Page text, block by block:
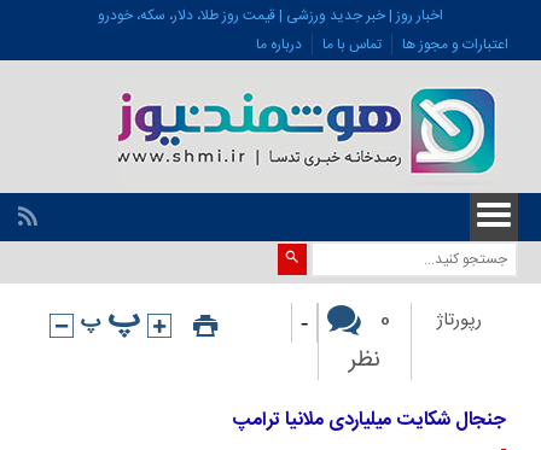
اخبار روز | خبر جدید ورزشی | قیمت روز طلا، دلار، سکه، خودرو
اعتبارات و مجوز ها
تماس با ما درباره ما
رپورتاژ
0
نظر
-
جنجال شکایت میلیاردی ملانیا ترامپ